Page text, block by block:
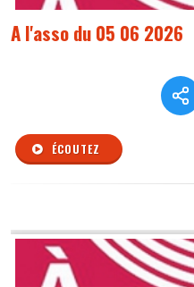
A l'asso du 05 06 2026
ÉCOUTEZ